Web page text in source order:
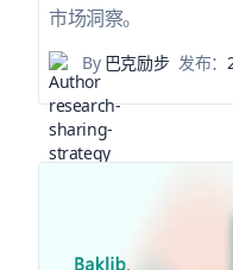
市场洞察。
By巴克励步 发布：